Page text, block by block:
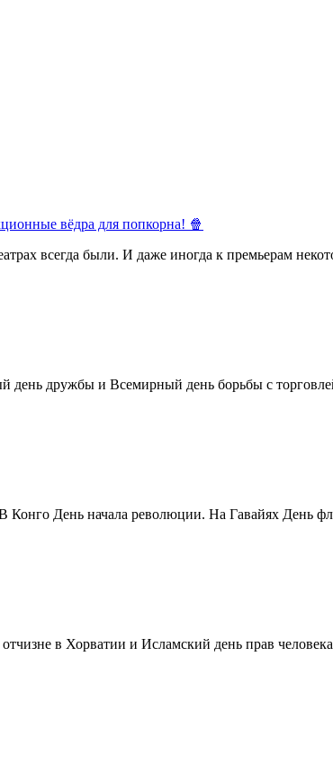
вёдра для попкорна! 🍿
всегда были. И даже иногда к премьерам
дружбы и Всемирный день борьбы с
День начала революции. На Гавайях День
отчизне в Хорватии и Исламский день прав